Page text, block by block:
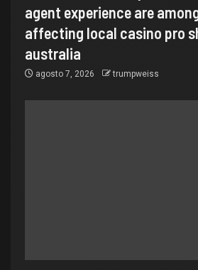
agent experience are
affecting local casino pro
australia
agosto 7, 2026 trumpweiss